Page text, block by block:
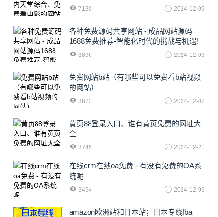
7130 2024-12-09
各种免费源码共享网站 - 成品网站源码
1688免费推荐-智能化时代的挑战与机遇!
3896 2024-12-09
免费网站b站（有哪些可以免费看b站视频
的网站）
3873 2024-12-07
黄页88登录入口、谁有黄页免费的网址大
全
3745 2024-12-21
在线crm在线oa免费 - 有没有免费的OA系
统呢
3494 2024-12-09
amazon欧洲站和日本站；日本专线fba